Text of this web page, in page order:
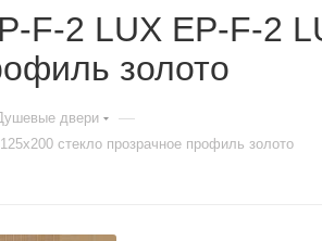
F-2 LUX EP-F-2
золото
двери —
стекло прозрачное профиль золото